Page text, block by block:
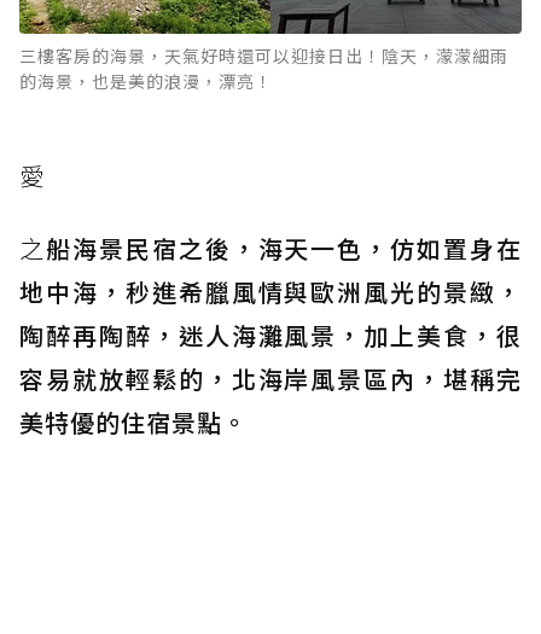
三樓客房的海景，天氣好時還可以迎接日出！陰天，濛濛細雨
的海景，也是美的浪漫，漂亮！
愛
之船海景民宿之後，海天一色，仿如置身在
地中海，秒進希臘風情與歐洲風光的景緻，
陶醉再陶醉，迷人海灘風景，加上美食，很
容易就放輕鬆的，北海岸風景區內，堪稱完
美特優的住宿景點。